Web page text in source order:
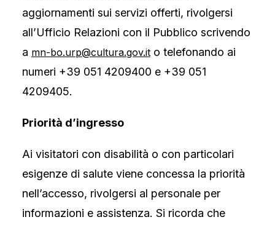
aggiornamenti sui servizi offerti, rivolgersi
all’Ufficio Relazioni con il Pubblico scrivendo
a mn-bo.urp@cultura.gov.it o telefonando ai
numeri +39 051 4209400 e +39 051
4209405.
Priorità d’ingresso
Ai visitatori con disabilità o con particolari
esigenze di salute viene concessa la priorità
nell’accesso, rivolgersi al personale per
informazioni e assistenza. Si ricorda che